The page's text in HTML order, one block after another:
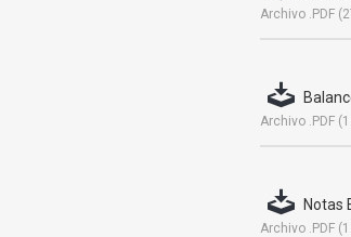
Archivo .PDF
Archivo .PDF
Notas
Archivo .PDF